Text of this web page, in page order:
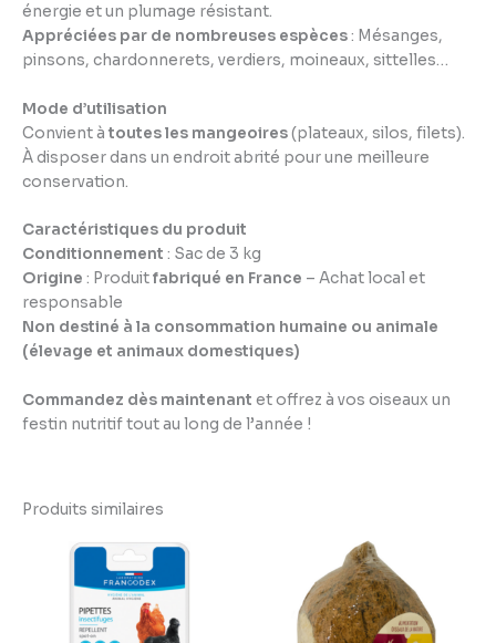
énergie et un plumage résistant.
Appréciées par de nombreuses espèces: Mésanges,
pinsons, chardonnerets, verdiers, moineaux, sittelles…
Mode d’utilisation
Convient à toutes les mangeoires(plateaux, silos, filets).
À disposer dans un endroit abrité pour une meilleure
conservation.
Caractéristiques du produit
Conditionnement : Sac de 3 kg
Origine : Produitfabriqué en France – Achat local et
responsable
Non destiné à la consommation humaine ou animale
(élevage et animaux domestiques)
Commandez dès maintenant et offrez à vos oiseaux un
festin nutritif tout au long de l’année !
Produits similaires